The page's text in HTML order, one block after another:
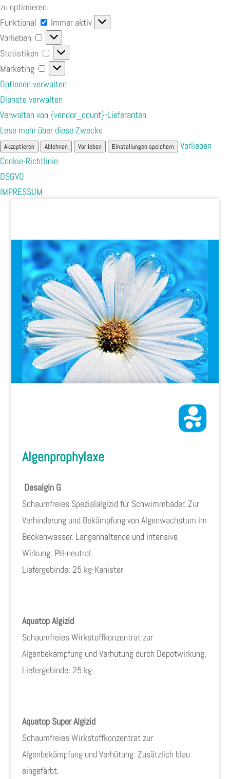
zu optimieren.
Funktional
Funktional
Immer aktiv
Vorlieben
Vorlieben
Statistiken
Statistiken
Marketing
Marketing
Optionen verwalten
Dienste verwalten
Verwalten von {vendor_count}-Lieferanten
Lese mehr über diese Zwecke
Akzeptieren Ablehnen Vorlieben Einstellungen speichern
Vorlieben
Cookie-Richtlinie
DSGVO
IMPRESSUM
Algenprophylaxe
Desalgin G
Schaumfreies Spezialalgizid für Schwimmbäder. Zur
Verhinderung und Bekämpfung von Algenwachstum im
Beckenwasser. Langanhaltende und intensive
Wirkung. PH-neutral.
Liefergebinde: 25 kg-Kanister
Aquatop Algizid
Schaumfreies Wirkstoffkonzentrat zur
Algenbekämpfung und Verhütung durch Depotwirkung.
Liefergebinde: 25 kg
Aquatop Super Algizid
Schaumfreies Wirkstoffkonzentrat zur
Algenbekämpfung und Verhütung. Zusätzlich blau
eingefärbt.